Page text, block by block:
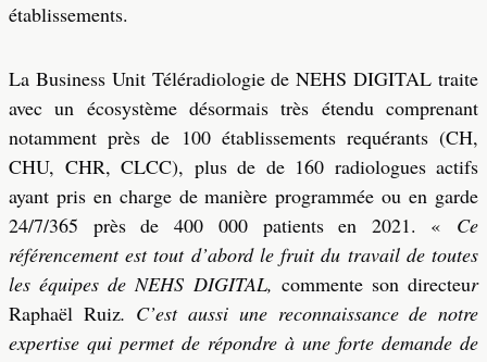
établissements.
La Business Unit Téléradiologie de NEHS DIGITAL traite
avec un écosystème désormais très étendu comprenant
notamment près de 100 établissements requérants (CH,
CHU, CHR, CLCC), plus de de 160 radiologues actifs
ayant pris en charge de manière programmée ou en garde
24/7/365 près de 400 000 patients en 2021. « Ce
référencement est tout d’abord le fruit du travail de toutes
les équipes de NEHS DIGITAL, commente son directeur
Raphaël Ruiz. C’est aussi une reconnaissance de notre
expertise qui permet de répondre à une forte demande de